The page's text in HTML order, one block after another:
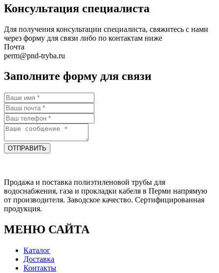
Консультация специалиста
Для получения консультации специалиста, свяжитесь с нами
через форму для связи либо по контактам ниже
Почта
perm@pnd-tryba.ru
Заполните форму для связи
ОТПРАВИТЬ
Продажа и поставка полиэтиленовой трубы для
водоснабжения, газа и прокладки кабеля в Перми напрямую
от производителя. Заводское качество. Сертифицированная
продукция.
МЕНЮ САЙТА
Каталог
Доставка
Контакты